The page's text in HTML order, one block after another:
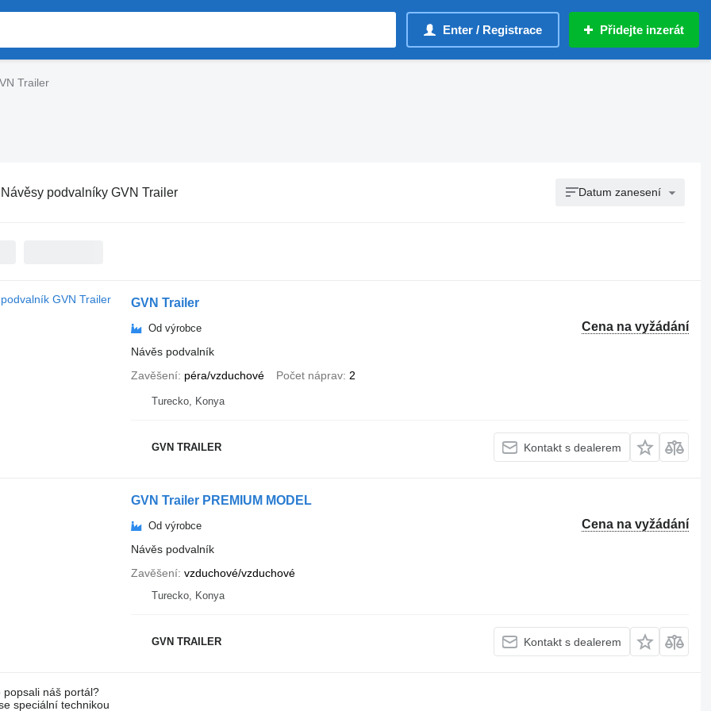
Enter / Registrace Přidejte inzerát
Trailer
Návěsy podvalníky GVN Trailer Datum zanesení
GVN Trailer
Cena na vyžádání
Od výrobce
Návěs podvalník
Zavěšení péra/vzduchové Počet náprav 2
Turecko, Konya
GVN TRAILER Kontakt s dealerem
GVN Trailer PREMIUM MODEL
Cena na vyžádání
Od výrobce
Návěs podvalník
Zavěšení vzduchové/vzduchové
Turecko, Konya
GVN TRAILER Kontakt s dealerem
náš portál?
speciální technikou